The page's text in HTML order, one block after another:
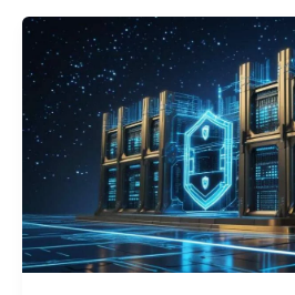
Les
‘Clics’
doublons
de
concurrents